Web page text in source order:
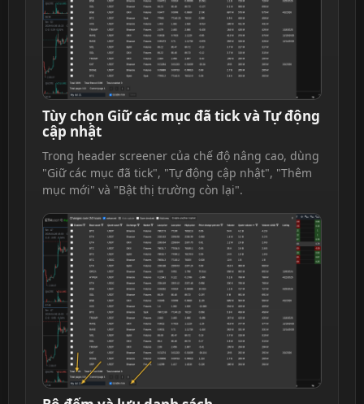
Tùy chọn Giữ các mục đã tick và Tự động
cập nhật
Trong header screener của chế độ nâng cao, dùng
"Giữ các mục đã tick", "Tự động cập nhật", "Thêm
mục mới" và "Bật thị trường còn lại".